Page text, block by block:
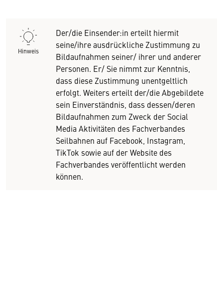
Hinweis
Der/die Einsender:in erteilt hiermit
seine/ihre ausdrückliche Zustimmung zu
Bildaufnahmen seiner/ ihrer und anderer
Personen. Er/ Sie nimmt zur Kenntnis,
dass diese Zustimmung unentgeltlich
erfolgt. Weiters erteilt der/die Abgebildete
sein Einverständnis, dass dessen/deren
Bildaufnahmen zum Zweck der Social
Media Aktivitäten des Fachverbandes
Seilbahnen auf Facebook, Instagram,
TikTok sowie auf der Website des
Fachverbandes veröffentlicht werden
können.